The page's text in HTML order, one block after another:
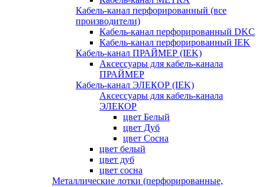
Кабель-канал перфорированный (все
производители)
Кабель-канал перфорированный DKC
Кабель-канал перфорированный IEK
Кабель-канал ПРАЙМЕР (IEK)
Аксессуары для кабель-канала
ПРАЙМЕР
Кабель-канал ЭЛЕКОР (IEK)
Аксессуары для кабель-канала
ЭЛЕКОР
цвет Белый
цвет Дуб
цвет Сосна
цвет белый
цвет дуб
цвет сосна
Металлические лотки (перфорированные,